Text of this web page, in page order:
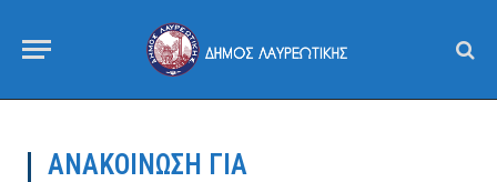
ΑΝΑΚΟΙΝΩΣΗ ΓΙΑ